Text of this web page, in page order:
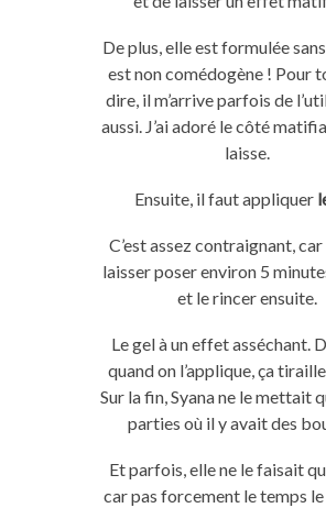
De plus, elle est formulée
est noncomédogène ! Pour
dire, il m’arrive parfois de
aussi.J’ai adoré le côté
laisse.
Ensuite, il faut appliquer
C’est assez contraignant,
laisser poser environ 5
et le rincer ensuite.
Le gel à un effet asséchant.
quand on l’applique, ça
Sur la fin,Syanane le mettait
parties où il y avait des
Et parfois, elle ne le faisait
car pas forcement le temps